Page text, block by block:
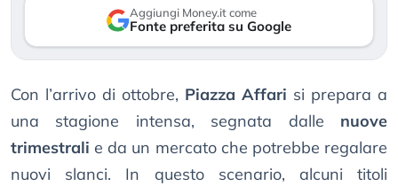
Aggiungi Money.it come
Fonte preferita su Google
Con l’arrivo di ottobre, Piazza Affari si prepara a
una stagione intensa, segnata dalle nuove
trimestrali e da un mercato che potrebbe regalare
nuovi slanci. In questo scenario, alcuni titoli